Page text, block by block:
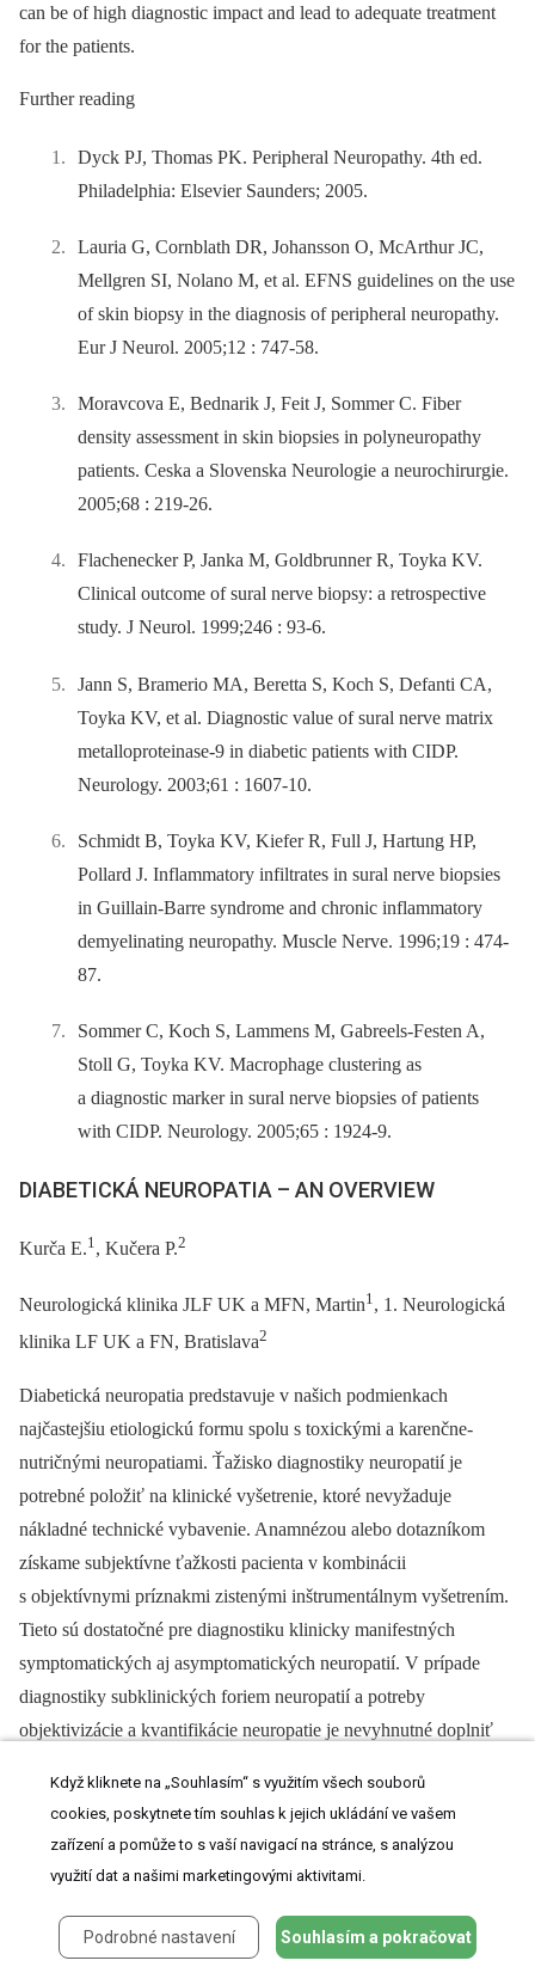
can be of high diagnostic impact and lead to adequate treatment
for the patients.
Further reading
Dyck PJ, Thomas PK. Peripheral Neuropathy. 4th ed.
Philadelphia: Elsevier Saunders; 2005.
Lauria G, Cornblath DR, Johansson O, McArthur JC,
Mellgren SI, Nolano M, et al. EFNS guidelines on the use
of skin biopsy in the diagnosis of peripheral neuropathy.
Eur J Neurol. 2005;12 : 747-58.
Moravcova E, Bednarik J, Feit J, Sommer C. Fiber
density assessment in skin biopsies in polyneuropathy
patients. Ceska a Slovenska Neurologie a neurochirurgie.
2005;68 : 219-26.
Flachenecker P, Janka M, Goldbrunner R, Toyka KV.
Clinical outcome of sural nerve biopsy: a retrospective
study. J Neurol. 1999;246 : 93-6.
Jann S, Bramerio MA, Beretta S, Koch S, Defanti CA,
Toyka KV, et al. Diagnostic value of sural nerve matrix
metalloproteinase-9 in diabetic patients with CIDP.
Neurology. 2003;61 : 1607-10.
Schmidt B, Toyka KV, Kiefer R, Full J, Hartung HP,
Pollard J. Inflammatory infiltrates in sural nerve biopsies
in Guillain-Barre syndrome and chronic inflammatory
demyelinating neuropathy. Muscle Nerve. 1996;19 : 474-
87.
Sommer C, Koch S, Lammens M, Gabreels-Festen A,
Stoll G, Toyka KV. Macrophage clustering as
a diagnostic marker in sural nerve biopsies of patients
with CIDP. Neurology. 2005;65 : 1924-9.
DIABETICKÁ NEUROPATIA –⁠ AN OVERVIEW
Kurča E.1 , Kučera P.2
Neurologická klinika JLF UK a MFN, Martin1 , 1. Neurologická
klinika LF UK a FN, Bratislava2
Diabetická neuropatia predstavuje v našich podmienkach
najčastejšiu etiologickú formu spolu s toxickými a karenčne-
nutričnými neuropatiami. Ťažisko diagnostiky neuropatií je
potrebné položiť na klinické vyšetrenie, ktoré nevyžaduje
nákladné technické vybavenie. Anamnézou alebo dotazníkom
získame subjektívne ťažkosti pacienta v kombinácii
s objektívnymi príznakmi zistenými inštrumentálnym vyšetrením.
Tieto sú dostatočné pre diagnostiku klinicky manifestných
symptomatických aj asymptomatických neuropatií. V prípade
diagnostiky subklinických foriem neuropatií a potreby
objektivizácie a kvantifikácie neuropatie je nevyhnutné doplniť
vyšetrenia a bioptické vyšetrenie nervu. Inštrumentálne vyšetrenie
vyšetrení reflexu Achillovej šľachy (spinálny reflexný oblúk).
Z praktického, klinického, prognostického a terapeutického
Když kliknete na „Souhlasím“ s využitím všech souborů
cookies, poskytnete tím souhlas k jejich ukládání ve vašem
zařízení a pomůže to s vaší navigací na stránce, s analýzou
využití dat a našimi marketingovými aktivitami.
Podrobné nastavení Souhlasím a pokračovat